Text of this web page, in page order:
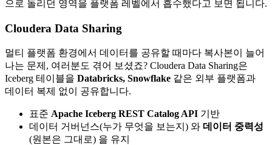
으로 돌리던 영역을 플랫폼 레벨에서 흡수했다고 보면 됩니다.
Cloudera Data Sharing
멀티 플랫폼 환경에서 데이터를 공유할 때마다 복사본이 늘어
나는 문제, 여러분도 겪어 보셨죠? Cloudera Data Sharing은
Iceberg 테이블을 Databricks, Snowflake 같은 외부 플랫폼과
데이터 복제 없이 공유합니다.
표준 Apache Iceberg REST Catalog API 기반
데이터 거버넌스(누가 무엇을 보는지) 와 데이터 중력성
(원본은 그대로) 을 유지